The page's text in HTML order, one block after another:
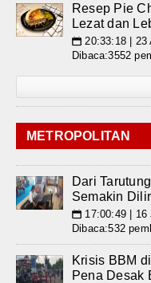
Resep Pie
Lezat dan
📅 20:33:18 | 23
Dibaca:3552
METROPOLITAN
Dari
Semakin
📅 17:00:49 | 16
Dibaca:532
Krisis BBM
Pena Desak